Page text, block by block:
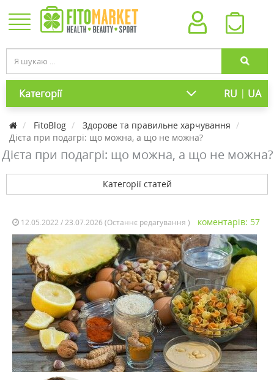
Категорії RU | UA
FitoBlog
Здорове та правильне харчування
Дієта при подагрі: що можна, а що не можна?
Дієта при подагрі: що можна, а що не можна?
Категорії статей
12.05.2022 / 23.07.2026 (Останнє редагування ) коментарів: 57